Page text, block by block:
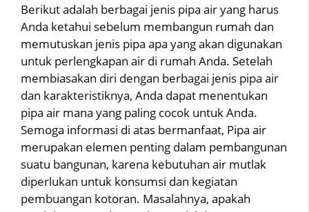
Berikut adalah berbagai jenis pipa air yang harus
Anda ketahui sebelum membangun rumah dan
memutuskan jenis pipa apa yang akan digunakan
untuk perlengkapan air di rumah Anda. Setelah
membiasakan diri dengan berbagai jenis pipa air
dan karakteristiknya, Anda dapat menentukan
pipa air mana yang paling cocok untuk Anda.
Semoga informasi di atas bermanfaat, Pipa air
merupakan elemen penting dalam pembangunan
suatu bangunan, karena kebutuhan air mutlak
diperlukan untuk konsumsi dan kegiatan
pembuangan kotoran. Masalahnya, apakah